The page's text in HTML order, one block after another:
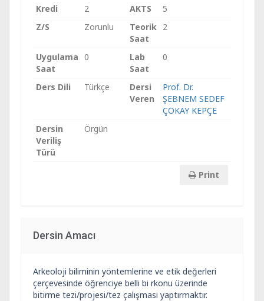
Kredi 2 AKTS
5
Z/S
Zorunlu
Teorik
Saat
2
Uygulama
Saat
0
Lab
Saat
0
Ders Dili Türkçe
Dersi
Veren
Prof. Dr.
ŞEBNEM SEDEF
ÇOKAY KEPÇE
Dersin
Veriliş
Türü
Örgün
Print
Dersin Amacı
Arkeoloji biliminin yöntemlerine ve etik değerleri
çerçevesinde öğrenciye belli bi rkonu üzerinde
bitirme tezi/projesi/tez çalışması yaptırmaktır.